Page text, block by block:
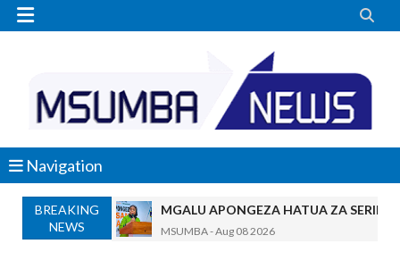
 
Navigation
BREAKING
NEWS
MGALU APONGEZA HATUA ZA
MSUMBA-Aug 08 2026